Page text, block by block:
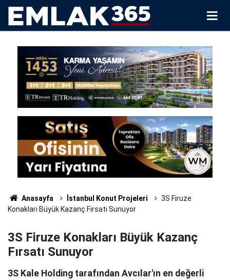
Anasayfa İstanbul Konut Projeleri
3S Firuze
Konakları Büyük Kazanç Fırsatı Sunuyor
3S Firuze Konakları Büyük Kazanç
Fırsatı Sunuyor
3S Kale Holding tarafından Avcılar'ın en değerli